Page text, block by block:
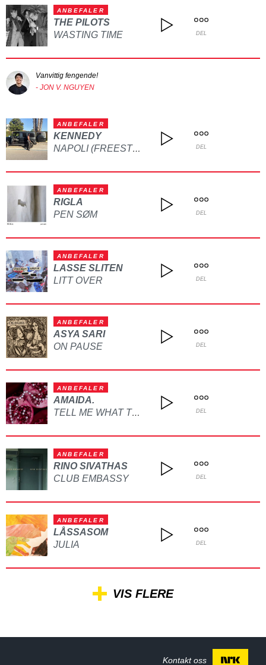
ANBEFALER
THE PILOTS
WASTING TIME
DEL
Vanvittig fengende!
- JON V. NGUYEN
ANBEFALER
KENNEDY
NAPOLI (FREESTYLE) DEL
ANBEFALER
RIGLA
PEN SØM
DEL
ANBEFALER
LASSE SLITEN
LITT OVER
DEL
ANBEFALER
ASYA SARI
ON PAUSE
DEL
ANBEFALER
AMAIDA.
TELL ME WHAT TO DO DEL
ANBEFALER
RINO SIVATHAS
CLUB EMBASSY
DEL
ANBEFALER
LÅSSASOM
JULIA
DEL
VIS FLERE
Kontakt oss